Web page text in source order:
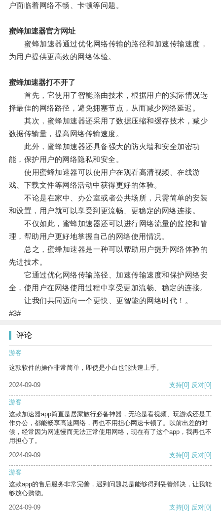
户面临着网络不畅、卡顿等问题。
蜜蜂加速器官方网址
蜜蜂加速器通过优化网络传输的路径和加速传输速度，
为用户提供更高效的网络体验。
蜜蜂加速器打不开了
首先，它使用了智能路由技术，根据用户的实际情况选
择最佳的网络路径，避免拥塞节点，从而减少网络延迟。
其次，蜜蜂加速器还采用了数据压缩和缓存技术，减少
数据传输量，提高网络传输速度。
此外，蜜蜂加速器还具备强大的防火墙和安全加密功
能，保护用户的网络隐私和安全。
使用蜜蜂加速器可以使用户在观看高清视频、在线游
戏、下载文件等网络活动中获得更好的体验。
不论是在家中、办公室或者公共场所，只需简单的安装
和设置，用户就可以享受到更流畅、更稳定的网络连接。
不仅如此，蜜蜂加速器还可以进行网络流量的监控和管
理，帮助用户更好地掌握自己的网络使用情况。
总之，蜜蜂加速器是一种可以帮助用户提升网络体验的
先进技术。
它通过优化网络传输路径、加速传输速度和保护网络安
全，使用户在网络使用过程中享受更加流畅、稳定的连接。
让我们共同迈向一个更快、更智能的网络时代！。
#3#
评论
游客
这款软件的操作非常简单，即使是小白也能快速上手。
2024-09-09 支持[0] 反对[0]
游客
这款加速器app简直是居家旅行必备神器，无论是看视频、玩游戏还是工
作办公，都能畅享高速网络，再也不用担心网速卡顿了。以前出差的时
候，经常因为网速慢而无法正常使用网络，现在有了这个app，我再也不
用担心了。
2024-09-09
支持[0] 反对[0]
游客
这款app的售后服务非常完善，遇到问题总是能够得到妥善解决，让我能
够放心购物。
2024-09-09
支持[0] 反对[0]